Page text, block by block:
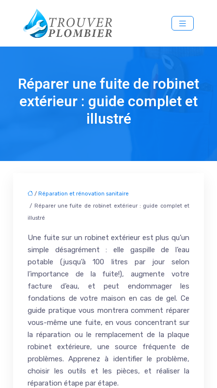
Réparer une fuite de robinet
extérieur : guide complet et
illustré
/ Réparation et rénovation sanitaire
/ Réparer une fuite de robinet extérieur : guide complet et
illustré
Une fuite sur un robinet extérieur est plus qu’un
simple désagrément : elle gaspille de l’eau
potable (jusqu’à 100 litres par jour selon
l’importance de la fuite!), augmente votre
facture d’eau, et peut endommager les
fondations de votre maison en cas de gel. Ce
guide pratique vous montrera comment réparer
vous-même une fuite, en vous concentrant sur
la réparation ou le remplacement de la plaque
robinet extérieure, une source fréquente de
problèmes. Apprenez à identifier le problème,
choisir les outils et les pièces, et réaliser la
réparation étape par étape.